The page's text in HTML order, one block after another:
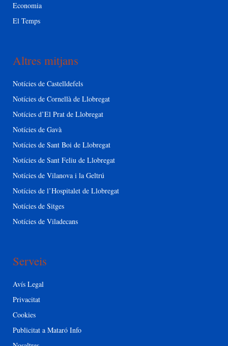
Economia
El Temps
Altres mitjans
Notícies de Castelldefels
Notícies de Cornellà de Llobregat
Notícies d’El Prat de Llobregat
Notícies de Gavà
Notícies de Sant Boi de Llobregat
Notícies de Sant Feliu de Llobregat
Notícies de Vilanova i la Geltrú
Notícies de l’Hospitalet de Llobregat
Notícies de Sitges
Notícies de Viladecans
Serveis
Avís Legal
Privacitat
Cookies
Publicitat a Mataró Info